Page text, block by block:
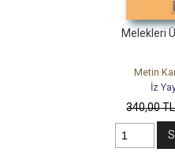
Melekleri
Metin
İz
340,00TL